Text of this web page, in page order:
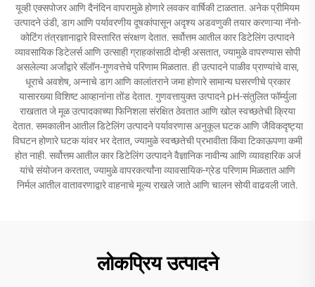
यूव्ही एक्सपोजर आणि दैनंदिन वापरामुळे होणारे लवकर वार्षिकी टाळतात. अनेक प्रीमियम
उत्पादने उंडी, डाग आणि पर्यावरणीय दूषकांपासून अदृश्य अडवणुकी तयार करणाऱ्या नॅनो-
कोटिंग तंत्रज्ञानाद्वारे विस्तारित संरक्षण देतात. सर्वोत्तम आतील कार डिटेलिंग उत्पादने
व्यावसायिक डिटेलर्स आणि उत्साही ग्राहकांसाठी दोन्ही असतात, ज्यामुळे वापरण्यास सोपी
असलेल्या अर्जांद्वारे सॅलॉन-गुणवत्तेचे परिणाम मिळतात. ही उत्पादने पाळीव प्राण्यांचे वास,
धूराचे अवशेष, अन्नाचे डाग आणि कालांतराने जमा होणारे सामान्य घसरणीचे प्रकार
यासारख्या विशिष्ट आव्हानांना तोंड देतात. गुणवत्तायुक्त उत्पादने pH-संतुलित फॉर्म्युला
राखतात जे मूळ उत्पादकाच्या फिनिशला संरक्षित ठेवतात आणि खोल स्वच्छतेची क्रिया
देतात. समकालीन आतील डिटेलिंग उत्पादने पर्यावरणास अनुकूल घटक आणि जैविकदृष्ट्या
विघटन होणारे घटक यांवर भर देतात, ज्यामुळे स्वच्छतेची प्रभावीता किंवा टिकाऊपणा कमी
होत नाही. सर्वोत्तम आतील कार डिटेलिंग उत्पादने वैज्ञानिक नावीन्य आणि व्यावहारिक अर्ज
यांचे संयोजन करतात, ज्यामुळे वापरकर्त्यांना व्यावसायिक-ग्रेड परिणाम मिळतात आणि
निर्मल आतील वातावरणाद्वारे वाहनाचे मूल्य राखले जाते आणि चालन सोयी वाढवली जाते.
लोकप्रिय उत्पादने